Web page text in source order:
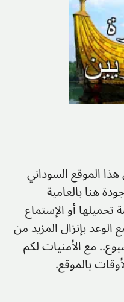
الموقع السوداني
هنا بالعامية
تحميلها أو الإستماع
بإنزال المزيد من
مع الأمنيات لكم
بالموقع.